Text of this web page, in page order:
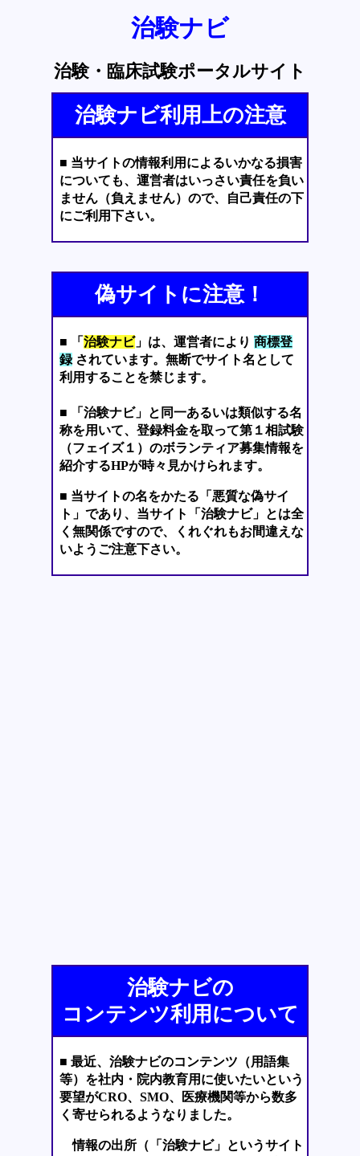
治験ナビ
治験・臨床試験ポータルサイト
治験ナビ利用上の注意
■ 当サイトの情報利用によるいかなる損害
についても、運営者はいっさい責任を負い
ません（負えません）ので、自己責任の下
にご利用下さい。
偽サイトに注意！
■ 「 治験ナビ」は、運営者により 商標登
録されています。無断でサイト名として
利用することを禁じます。
■ 「治験ナビ」と同一あるいは類似する名
称を用いて、登録料金を取って第１相試験
（フェイズ１）のボランティア募集情報を
紹介するHPが時々見かけられます。
■ 当サイトの名をかたる「悪質な偽サイ
ト」であり、当サイト「治験ナビ」とは全
く無関係ですので、くれぐれもお間違えな
いようご注意下さい。
治験ナビの
コンテンツ利用について
■ 最近、治験ナビのコンテンツ（用語集
等）を社内・院内教育用に使いたいという
要望がCRO、SMO、医療機関等から数多
く寄せられるようなりました。
情報の出所（「治験ナビ」というサイト